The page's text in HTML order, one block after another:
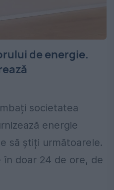
de energie.
societatea
energie
să știți următoarele.
doar 24 de ore, de